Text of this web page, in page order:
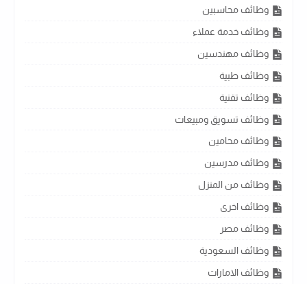
وظائف محاسبين
وظائف خدمة عملاء
وظائف مهندسين
وظائف طبية
وظائف تقنية
وظائف تسويق ومبيعات
وظائف محامين
وظائف مدرسين
وظائف من المنزل
وظائف اخرى
وظائف مصر
وظائف السعودية
وظائف الامارات